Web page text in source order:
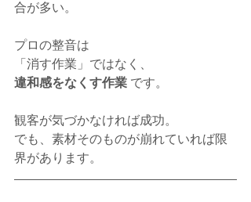
合が多い。
プロの整音は
「消す作業」ではなく、
違和感をなくす作業 です。
観客が気づかなければ成功。
でも、素材そのものが崩れていれば限
界があります。